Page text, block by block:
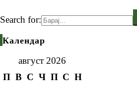
Search for:
Календар
август 2026
П В С Ч П С Н